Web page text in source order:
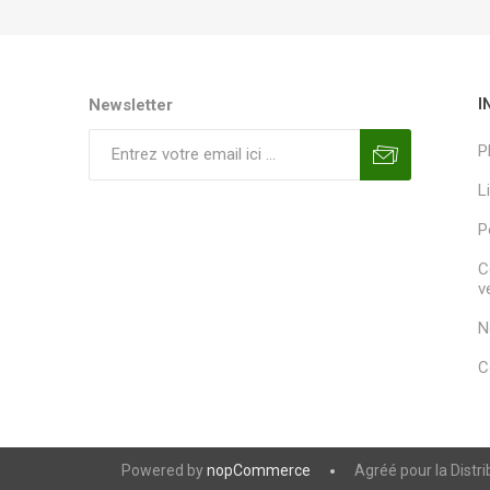
Newsletter
Powered bynopCommerce Agréé pour la